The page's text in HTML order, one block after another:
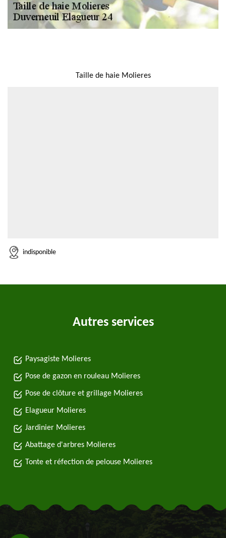
Taille de haie Molieres
indisponible
Autres services
Paysagiste Molieres
Pose de gazon en rouleau Molieres
Pose de clôture et grillage Molieres
Elagueur Molieres
Jardinier Molieres
Abattage d'arbres Molieres
Tonte et réfection de pelouse Molieres